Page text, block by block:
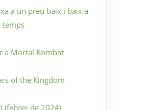
a un preu baix i baix a
temps
a Mortal Kombat
of the Kingdom
(febrer de 2024)